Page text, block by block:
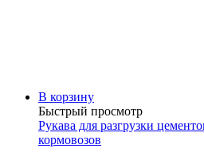
В корзину
Быстрый просмотр
Рукава для разгрузки
кормовозов